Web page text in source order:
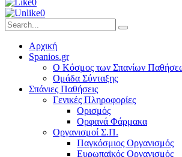
0
0
Αρχική
Spanios.gr
Ο Κόσμος των Σπανίων
Ομάδα Σύνταξης
Σπάνιες Παθήσεις
Γενικές Πληροφορίες
Ορισμός
Ορφανά Φάρμακα
Οργανισμοί Σ.Π.
Παγκόσμιος Οργανισμός
Ευρωπαϊκός Οργανισμός